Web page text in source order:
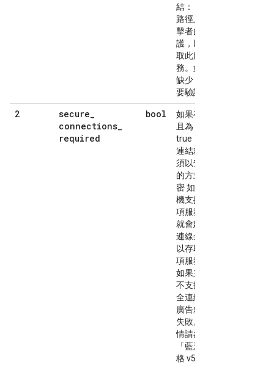
結： 攻擊
路徑上攻
擊者的保
護，以存
取此服
務。如果
缺少 不需
要驗證
2 secure
connections
required
bool
如果存在
且為
true，實體
連結就必
須以安全
的方式加
密 如果主
機支援這
項服務，
就會建立
連線金鑰
以存取這
項服務。
如果主機
不支援安
全連線，
廣告就會
失敗。 詳
情請參閱
「藍牙規
格 v5.2, Vol